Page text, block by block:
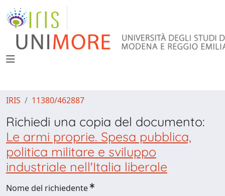
IRIS 11380/462887
Richiedi una copia del documento:
Le armi proprie. Spesa pubblica,
politica militare e sviluppo
industriale nell'Italia liberale
Nome del richiedente